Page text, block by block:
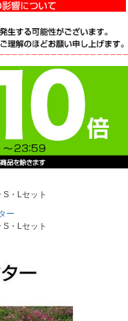
S・Lセット
ー
S・Lセット